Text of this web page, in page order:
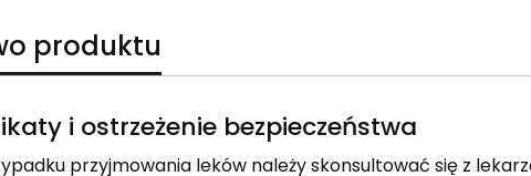
produktu
i ostrzeżenie bezpieczeństwa
przyjmowania leków należy skonsultować się z